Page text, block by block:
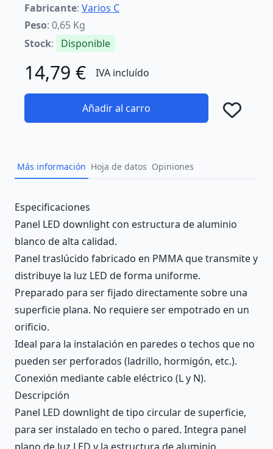
Fabricante: Varios C
Peso: 0,65 Kg
Stock: Disponible
14,79 € IVA incluído
Añadir al carro
Más información Hoja de datos Opiniones
Description
Especificaciones
Panel LED downlight con estructura de aluminio
blanco de alta calidad.
Panel traslúcido fabricado en PMMA que transmite y
distribuye la luz LED de forma uniforme.
Preparado para ser fijado directamente sobre una
superficie plana. No requiere ser empotrado en un
orificio.
Ideal para la instalación en paredes o techos que no
pueden ser perforados (ladrillo, hormigón, etc.).
Conexión mediante cable eléctrico (L y N).
Descripción
Panel LED downlight de tipo circular de superficie,
para ser instalado en techo o pared. Integra panel
plano de luz LED y la estructura de aluminio